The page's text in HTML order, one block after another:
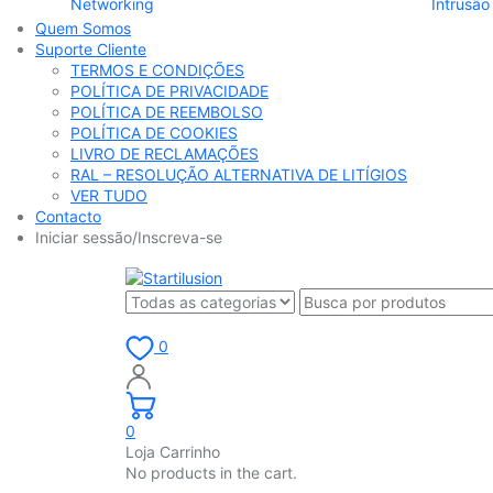
Networking Intrusão
Quem Somos
Suporte Cliente
TERMOS E CONDIÇÕES
POLÍTICA DE PRIVACIDADE
POLÍTICA DE REEMBOLSO
POLÍTICA DE COOKIES
LIVRO DE RECLAMAÇÕES
RAL – RESOLUÇÃO ALTERNATIVA DE LITÍGIOS
VER TUDO
Contacto
Iniciar sessão/Inscreva-se
0
0
Loja Carrinho
No products in the cart.